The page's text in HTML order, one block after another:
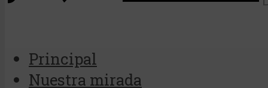
Principal
Nuestra mirada